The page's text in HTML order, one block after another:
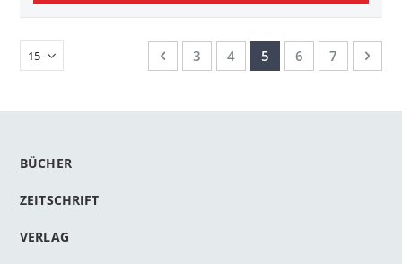
SeiteSeite
ZurückSeite
3 Seite
4 Sie lesen gerade Seite
5 Seite
6 Seite
7 Seite
BÜCHER
ZEITSCHRIFT
VERLAG